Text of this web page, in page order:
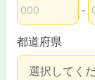
郵便番号の上3
-
郵便番号の下4
都道府県